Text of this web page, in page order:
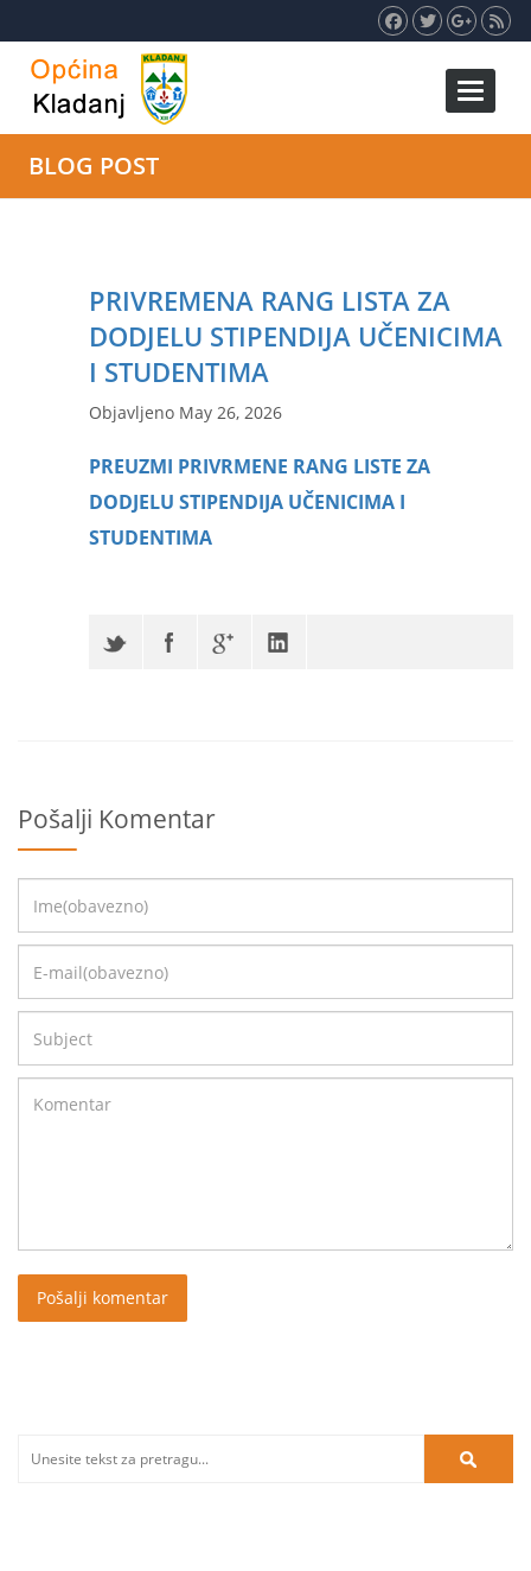
Toggle
BLOG POST
PRIVREMENA RANG LISTA ZA
DODJELU STIPENDIJA UČENICIMA
I STUDENTIMA
Objavljeno May 26, 2026
PREUZMI PRIVRMENE RANG LISTE ZA
DODJELU STIPENDIJA UČENICIMA I
STUDENTIMA
Pošalji Komentar